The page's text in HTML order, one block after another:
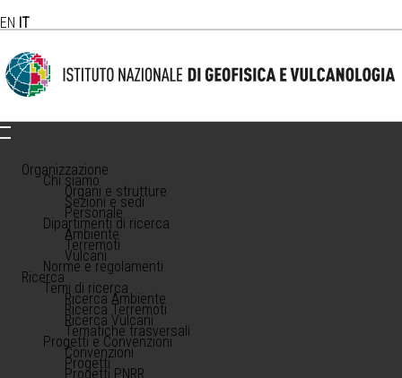
EN IT
Organizzazione
Chi siamo
Organi e strutture
Sezioni e sedi
Personale
Dipartimenti di ricerca
Ambiente
Terremoti
Vulcani
Norme e regolamenti
Ricerca
Temi di ricerca
Ricerca Ambiente
Ricerca Terremoti
Ricerca Vulcani
Tematiche trasversali
Progetti e Convenzioni
Convenzioni
Progetti
Progetti PNRR